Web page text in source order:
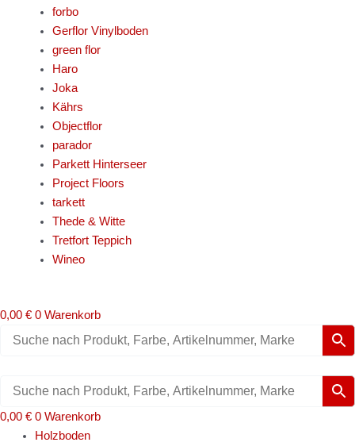
forbo
Gerflor Vinylboden
green flor
Haro
Joka
Kährs
Objectflor
parador
Parkett Hinterseer
Project Floors
tarkett
Thede & Witte
Tretfort Teppich
Wineo
0,00 € 0 Warenkorb
0,00 € 0 Warenkorb
Holzboden